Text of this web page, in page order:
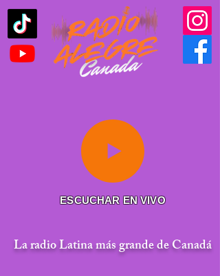
ESCUCHAR EN VIVO
La radio Latina más grande de Canadá